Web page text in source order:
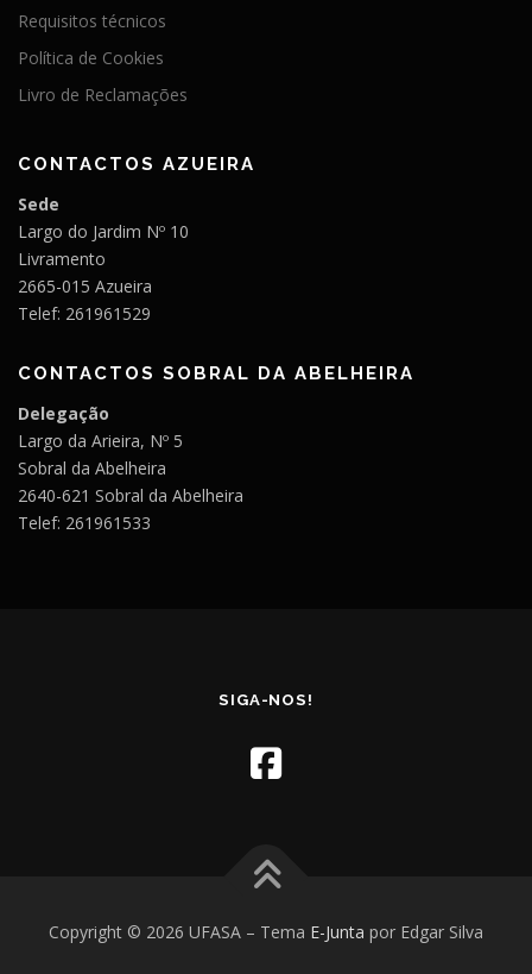
Requisitos técnicos
Política de Cookies
Livro de Reclamações
CONTACTOS AZUEIRA
Sede
Largo do Jardim Nº 10
Livramento
2665-015 Azueira
Telef: 261961529
CONTACTOS SOBRAL DA ABELHEIRA
Delegação
Largo da Arieira, Nº 5
Sobral da Abelheira
2640-621 Sobral da Abelheira
Telef: 261961533
SIGA-NOS!
Copyright © 2026 UFASA – Tema E-Junta por Edgar Silva